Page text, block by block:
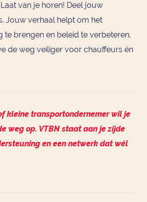
van je horen! Deel jouw
Jouw verhaal helpt om het
te brengen en beleid te verbeteren.
de weg veiliger voor chauffeurs én
kleine transportondernemer wil je
weg op. VTBN staat aan je zijde
en een netwerk dat wél